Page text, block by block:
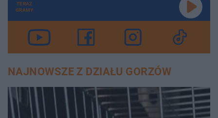
TERAZ
GRAMY
NAJNOWSZE Z DZIAŁU GORZÓW